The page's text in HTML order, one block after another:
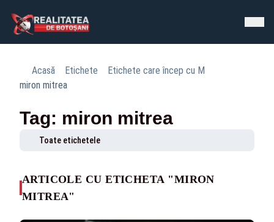
Acasă Etichete
Etichete care încep cu M
miron mitrea
Tag: miron mitrea
Toate etichetele
ARTICOLE CU ETICHETA "MIRON
MITREA"